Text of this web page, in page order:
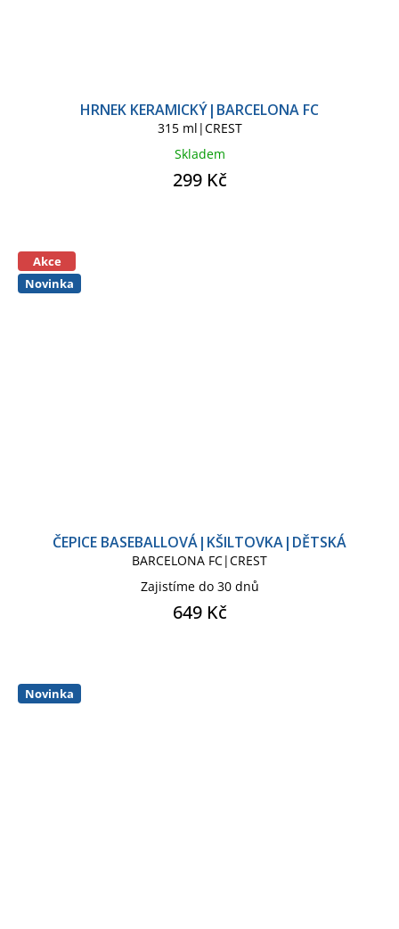
HRNEK KERAMICKÝ|BARCELONA FC
315 ml|CREST
Skladem
299 Kč
Akce
Novinka
ČEPICE BASEBALLOVÁ|KŠILTOVKA|DĚTSKÁ
BARCELONA FC|CREST
Zajistíme do 30 dnů
649 Kč
Novinka